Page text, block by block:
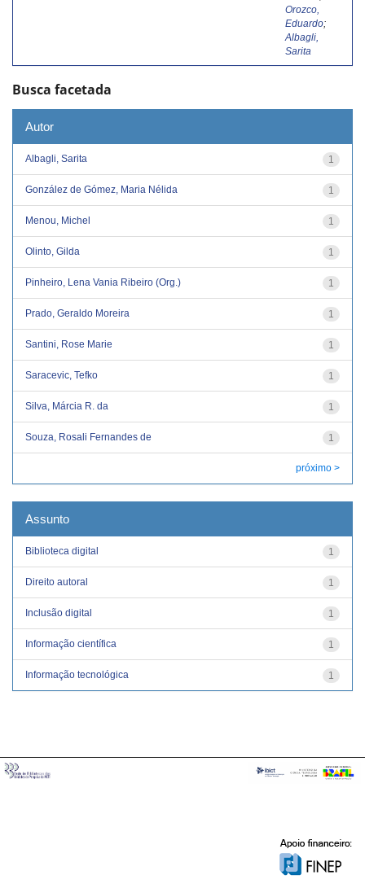
Orozco,
Eduardo;
Albagli,
Sarita
Busca facetada
Autor
1
Albagli, Sarita
1
González de Gómez, Maria Nélida
1
Menou, Michel
1
Olinto, Gilda
1
Pinheiro, Lena Vania Ribeiro (Org.)
1
Prado, Geraldo Moreira
1
Santini, Rose Marie
1
Saracevic, Tefko
1
Silva, Márcia R. da
1
Souza, Rosali Fernandes de
próximo >
Assunto
1
Biblioteca digital
1
Direito autoral
1
Inclusão digital
1
Informação científica
1
Informação tecnológica